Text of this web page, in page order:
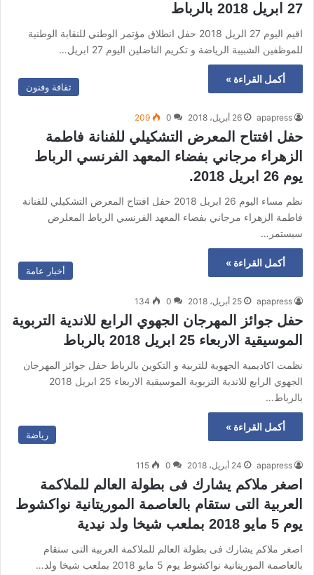
27 ابريل 2018 بالرباط
اقيم اليوم 27 الريل 2018 حفل انطلاق مؤتمر الوطني للنقابة الوطنية
للموظفين الشبيبة الرياضة و تكريم الناضلين اليوم 27 ابريل…
أكمل القراءة »
ثقافة وفنون
apapress 26 أبريل، 2018 0
209
حفل افتتاح المعرض التشكيلي للفنانة فاطمة
الزهراء مرجاني بفضاء المعهد الفرنسي الرباط
يوم 26 ابريل 2018.
نظم مساء اليوم 26 ابريل 2018 حفل افتتاح المعرض التشكيلي للفنانة
فاطمة الزهراء مرجاني بفضاء المعهد الفرنسي الرباط المعلرض
سيستمر…
أكمل القراءة »
أخبار عامة
apapress 25 أبريل، 2018 0
134
حفل جوائز المهرجان الجهوي الرابع للاندية التربوية
الموسيقية الاربعاء 25 ابريل 2018 بالرباط
نظمت اكاديمية الجهوية للتربية و التكوين بالرباط حفل جوائز المهرجان
الجهوي الرابع للاندية التربوية الموسيقية الاربعاء 25 ابريل 2018
بالرباط…
أكمل القراءة »
رياضة
apapress 24 أبريل، 2018 0
115
اصغر ملاكم يشارك فى بطولة العالم للملاكمة
العربية التى ستقام بالعاصمة الموريتانية نواكشوط
يوم 5 مايو 2018 بملعب شيخا ولد نيدية
اصغر ملاكم يشارك فى بطولة العالم للملاكمة العربية التى ستقام
بالعاصمة الموريتانية نواكشوط يوم 5 مايو 2018 بملعب شيخا ولد…